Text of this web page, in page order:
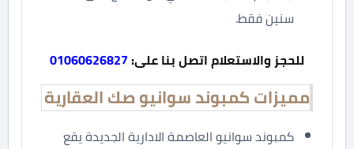
سنين فقط.
للحجز والاستعلام اتصل بنا على:01060626827
مميزات كمبوند سوانيو صك العقارية
كمبوند سوانيو العاصمة الادارية الجديدة يقع